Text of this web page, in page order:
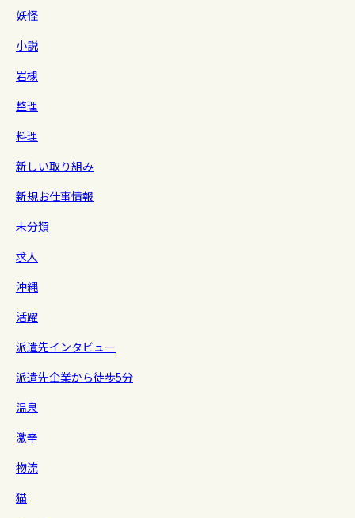
妖怪
小説
岩槻
整理
料理
新しい取り組み
新規お仕事情報
未分類
求人
沖縄
活躍
派遣先インタビュー
派遣先企業から徒歩5分
温泉
激辛
物流
猫